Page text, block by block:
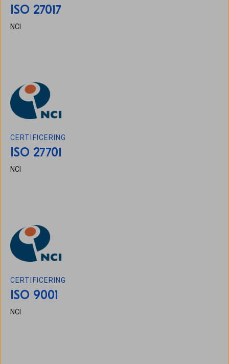
ISO 27017
NCI
CERTIFICERING
ISO 27701
NCI
CERTIFICERING
ISO 9001
NCI